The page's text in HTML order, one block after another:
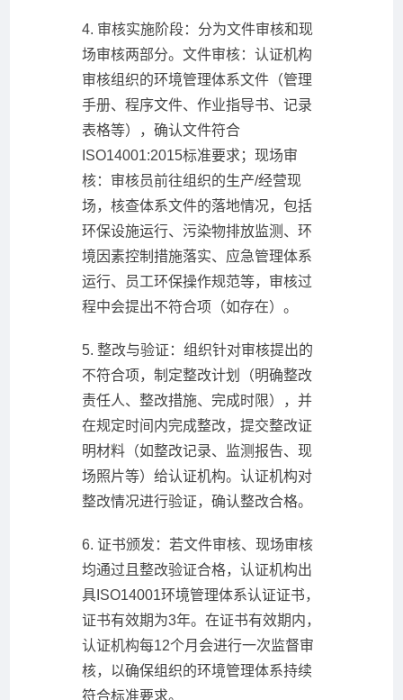
4. 审核实施阶段：分为文件审核和现
场审核两部分。文件审核：认证机构
审核组织的环境管理体系文件（管理
手册、程序文件、作业指导书、记录
表格等），确认文件符合
ISO14001:2015标准要求；现场审
核：审核员前往组织的生产/经营现
场，核查体系文件的落地情况，包括
环保设施运行、污染物排放监测、环
境因素控制措施落实、应急管理体系
运行、员工环保操作规范等，审核过
程中会提出不符合项（如存在）。
5. 整改与验证：组织针对审核提出的
不符合项，制定整改计划（明确整改
责任人、整改措施、完成时限），并
在规定时间内完成整改，提交整改证
明材料（如整改记录、监测报告、现
场照片等）给认证机构。认证机构对
整改情况进行验证，确认整改合格。
6. 证书颁发：若文件审核、现场审核
均通过且整改验证合格，认证机构出
具ISO14001环境管理体系认证证书，
证书有效期为3年。在证书有效期内，
认证机构每12个月会进行一次监督审
核，以确保组织的环境管理体系持续
符合标准要求。